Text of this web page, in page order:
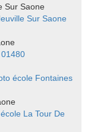
Sur Saone
Sur Saone
école Fontaines
La Tour De